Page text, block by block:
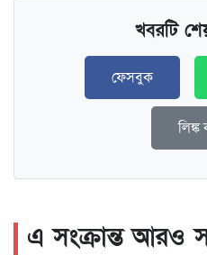
খবরটি
ফেসবুক
লিঙ্ক
এ সংক্রান্ত আরও